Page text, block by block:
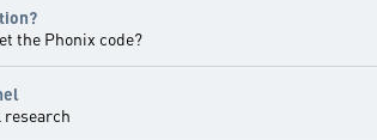
the Phonix code?
research